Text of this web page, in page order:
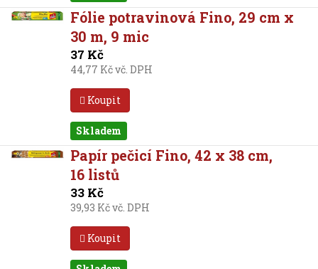
Fólie potravinová Fino, 29 cm x
30 m, 9 mic
37 Kč
44,77 Kč vč. DPH
Koupit
Skladem
Papír pečicí Fino, 42 x 38 cm,
16 listů
33 Kč
39,93 Kč vč. DPH
Koupit